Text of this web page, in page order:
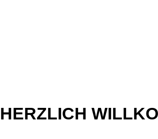
HERZLICH